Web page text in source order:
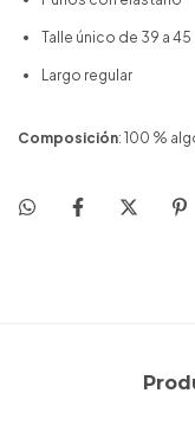
Talle único de 39 a 45
Largo regular
Composición: 100 %